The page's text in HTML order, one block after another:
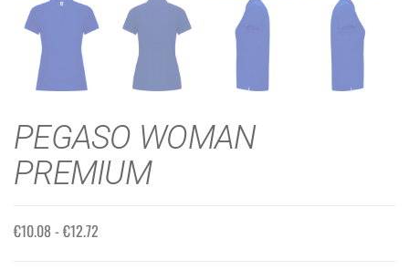
PEGASO WOMAN
PREMIUM
€10.08 -€12.72